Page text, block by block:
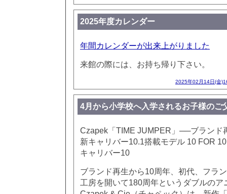
2025年度カレンダー
年間カレンダーが出来上がりました
来館の際には、お持ち帰り下さい。
2025年02月14日(金
4月から小学校へ入学されるお子様のご
Czapek「TIME JUMPER」──ブランド
新キャリバー10.1搭載モデル 10 FOR
キャリバー10
ブランド再生から10周年、初代、フラ
工房を開いて180周年というダブルのア